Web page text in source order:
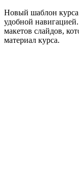
Новый шаблон курса
удобной
макетов слайдов,
материал курса.